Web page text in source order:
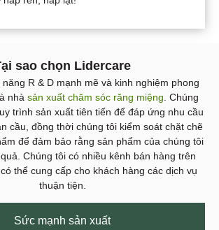
sao chọn Lidercare
R & D mạnh mẽ và kinh nghiệm phong
nhà sản xuất chăm sóc răng miệng . Chúng
trình sản xuất tiên tiến để đáp ứng nhu cầu
cầu, đồng thời chúng tôi kiểm soát chặt chẽ
để đảm bảo rằng sản phẩm của chúng tôi
Chúng tôi có nhiều kênh bán hàng trên
thể cung cấp cho khách hàng các dịch vụ
thuận tiện.
Sức mạnh sản xuất